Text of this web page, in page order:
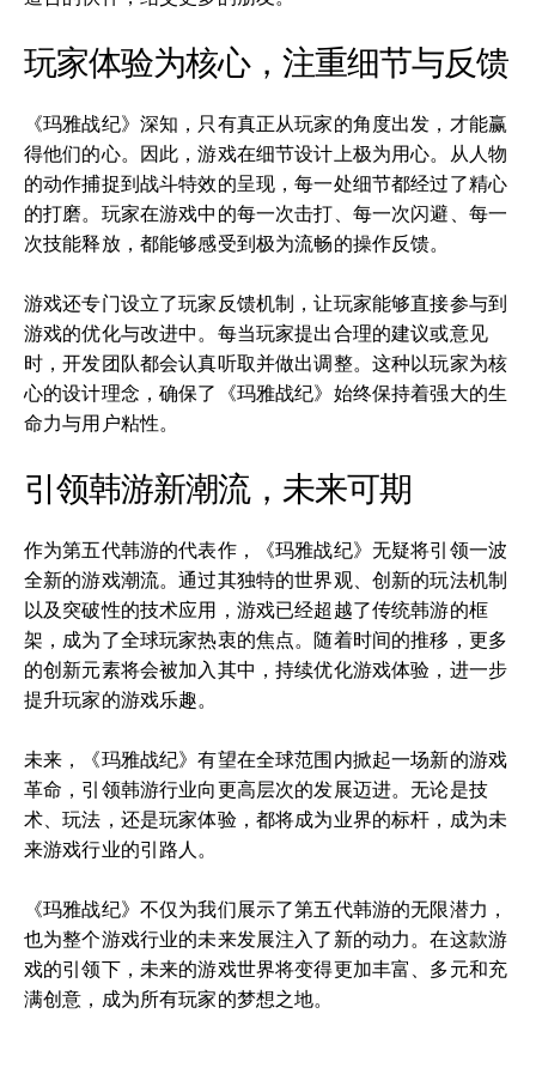
玩家体验为核心，注重细节与反馈
《玛雅战纪》深知，只有真正从玩家的角度出发，才能赢
得他们的心。因此，游戏在细节设计上极为用心。从人物
的动作捕捉到战斗特效的呈现，每一处细节都经过了精心
的打磨。玩家在游戏中的每一次击打、每一次闪避、每一
次技能释放，都能够感受到极为流畅的操作反馈。
游戏还专门设立了玩家反馈机制，让玩家能够直接参与到
游戏的优化与改进中。每当玩家提出合理的建议或意见
时，开发团队都会认真听取并做出调整。这种以玩家为核
心的设计理念，确保了《玛雅战纪》始终保持着强大的生
命力与用户粘性。
引领韩游新潮流，未来可期
作为第五代韩游的代表作，《玛雅战纪》无疑将引领一波
全新的游戏潮流。通过其独特的世界观、创新的玩法机制
以及突破性的技术应用，游戏已经超越了传统韩游的框
架，成为了全球玩家热衷的焦点。随着时间的推移，更多
的创新元素将会被加入其中，持续优化游戏体验，进一步
提升玩家的游戏乐趣。
未来，《玛雅战纪》有望在全球范围内掀起一场新的游戏
革命，引领韩游行业向更高层次的发展迈进。无论是技
术、玩法，还是玩家体验，都将成为业界的标杆，成为未
来游戏行业的引路人。
《玛雅战纪》不仅为我们展示了第五代韩游的无限潜力，
也为整个游戏行业的未来发展注入了新的动力。在这款游
戏的引领下，未来的游戏世界将变得更加丰富、多元和充
满创意，成为所有玩家的梦想之地。